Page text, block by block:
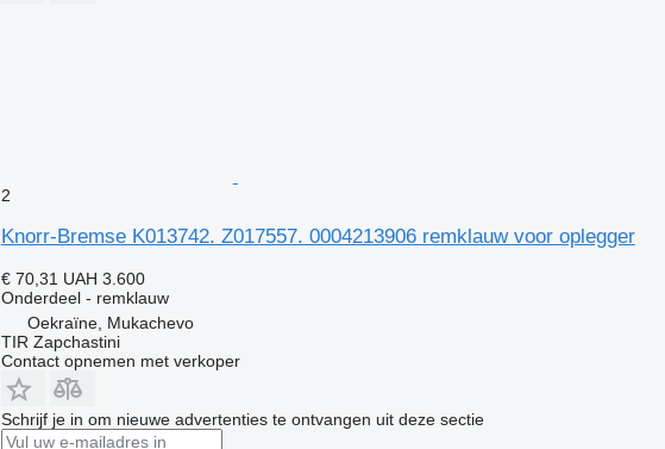
2
Knorr-Bremse K013742. Z017557. 0004213906 remklauw voor oplegger
€ 70,31 UAH 3.600
Onderdeel - remklauw
Oekraïne, Mukachevo
TIR Zapchastini
Contact opnemen met verkoper
Schrijf je in om nieuwe advertenties te ontvangen uit deze sectie